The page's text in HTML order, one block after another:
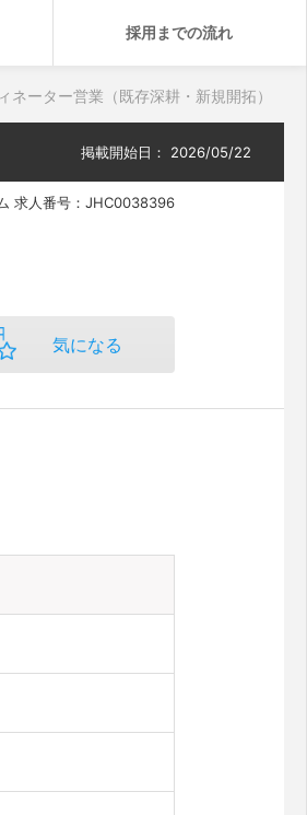
採用までの流れ
ーター営業（既存深耕・新規開拓）
掲載開始日： 2026/05/22
求人番号：JHC0038396
気になる